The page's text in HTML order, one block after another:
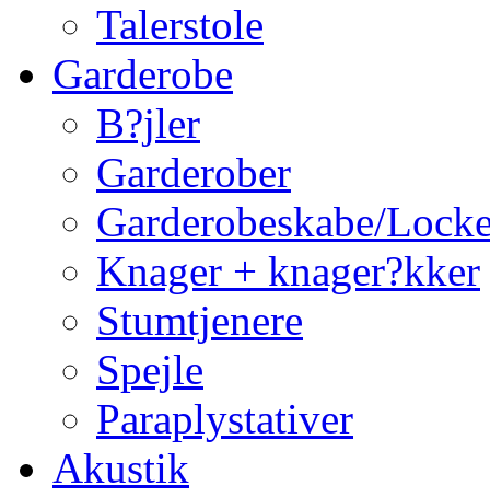
Talerstole
Garderobe
B?jler
Garderober
Garderobeskabe/
Knager + knager?kker
Stumtjenere
Spejle
Paraplystativer
Akustik